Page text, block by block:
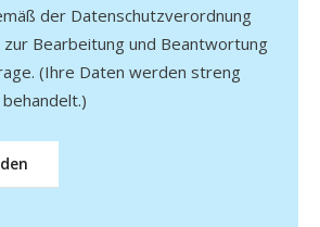
der Datenschutzverordnung
zur Bearbeitung und Beantwortung
(Ihre Daten werden streng